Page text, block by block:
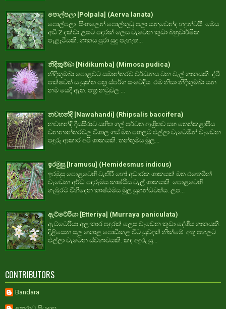
පොල්පලා [Polpala] (Aerva lanata)
පොල්පලා සිංහලෙන් පොල්කුඩු පලා යනුවෙන්ද හඳුන්වයි. මෙය
අඩි 2 දක්වා උසට පඳුරක් ලෙස වැවෙන කුඩා බහුවාර්ෂික
පැළෑටියකි. ශාකය පුරා සුදු පැහැත...
නිදිකුම්බා [Nidikumba] (Mimosa pudica)
නිදිකුම්බා පොළවට සමාන්තරව වර්ධනය වන වැල් ශාකයකි. ද්වී
පක්ෂවත් සංයුක්ත පත්‍ර ස්පර්ශ සංවේදීය. එම නිසා නිදිකුම්බා යන
නම යෙදී ඇත. පත්‍ර නටුවල ...
නවහන්දි [Nawahandi] (Rhipsalis baccifera)
නවහන්දි දියසීරාව සහිත ගල් පර්වත ආශ්‍රිතව සහ තෙත්කළාපීය
වනනාන්තරවල විශාල ගස් මත පහලට එල්ලා වැටෙමින් වැඩෙන
පඳුරු ආකාර අපි ශාකයකි. තන්තුමය මූල...
ඉරමුසු [Iramusu] (Hemidesmus indicus)
ඉරමුසු පොළවෙහි වැතිරී හෝ අධාරක ශාකයක් මත එතෙමින්
වැඩෙන අර්ධ පඳුරුමය කාෂ්ඨීය වැල් ශාකයකි. පොළවෙහි
ගැඹුරට විහිදෙන කාෂ්ඨමය මුල සුගන්ධවත්ය. ලප...
ඇට්ටේරියා [Etteriya] (Murraya paniculata)
ඇට්ටෙරියා අලංකාර පඳුරක් ලෙස වැඩෙන කුඩා දේශීය ශාකයකි.
දිළිසෙන සුලු කොළ පොඩිකළ විට සුවඳක් නික්මේ. අතු පහලට
එල්ලා වැටෙන ස්වභාවයකි. කඳ අඳුරු සු...
CONTRIBUTORS
Bandara